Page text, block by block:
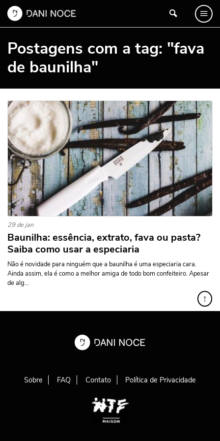
Postagens com a tag: "fava
de baunilha"
29 de jan
Baunilha: essência, extrato, fava ou pasta?
Saiba como usar a especiaria
Não é novidade para ninguém que a baunilha é uma especiaria cara.
Ainda assim, ela é como a melhor amiga de todo bom confeiteiro. Apesar
de alg...
↑
Sobre FAQ Contato Política de Privacidade